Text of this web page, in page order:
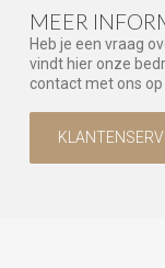
MEER
Heb je een vraag
vindt hier onze
contact met ons op